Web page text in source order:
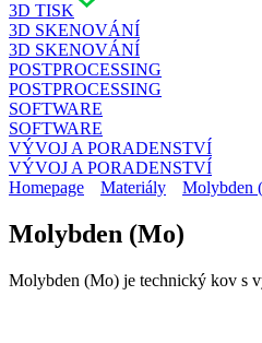
3D TISK
3D SKENOVÁNÍ
3D SKENOVÁNÍ
POSTPROCESSING
POSTPROCESSING
SOFTWARE
SOFTWARE
VÝVOJ A PORADENSTVÍ
VÝVOJ A PORADENSTVÍ
Homepage
Materiály Molybden
Molybden (Mo)
Molybden (Mo) je technický kov s